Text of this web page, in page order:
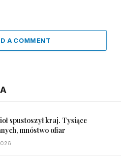
A COMMENT
spustoszył kraj. Tysiące
mnóstwo ofiar